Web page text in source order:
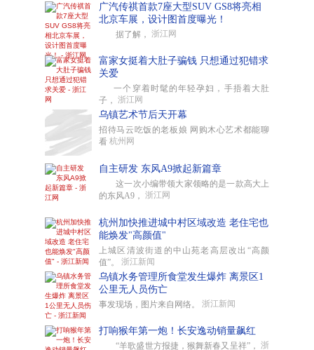
广汽传祺首款7座大型SUV GS8将亮相
北京车展，设计图首度曝光！
据了解， 浙江网
富家女挺着大肚子骗钱 只想通过犯错求
关爱
一个穿着时髦的年轻孕妇，手捂着大肚
子， 浙江网
乌镇艺术节后天开幕
招待马云吃饭的老板娘 网购木心艺术都能聊
看 杭州网
自主研发 东风A9掀起新篇章
这一次小编带领大家领略的是一款高大上
的东风A9， 浙江网
杭州加快推进城中村区域改造 老住宅也
能焕发"高颜值"
上城区清波街道的中山苑老高层改出“高颜
值”。 浙江新闻
乌镇水务管理所食堂发生爆炸 离景区1
公里无人员伤亡
事发现场，图片来自网络。 浙江新闻
打响猴年第一炮！长安逸动销量飙红
“羊歌盛世方报捷，猴舞新春又呈祥”， 浙